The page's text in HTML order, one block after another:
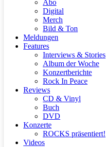
Abo
Digital
Merch
Bild & Ton
Meldungen
Features
Interviews & Stories
Album der Woche
Konzertberichte
Rock In Peace
Reviews
CD & Vinyl
Buch
DVD
Konzerte
ROCKS präsentiert!
Videos